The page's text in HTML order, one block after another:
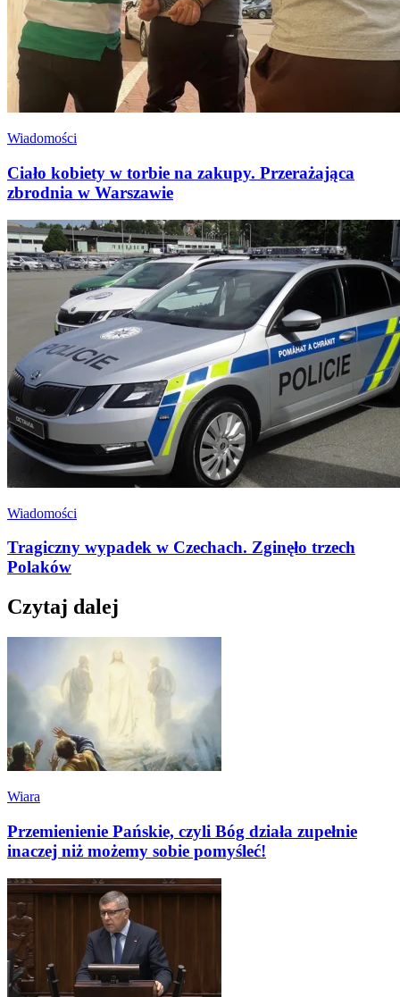
Wiadomości
Ciało kobiety w torbie na zakupy. Przerażająca
zbrodnia w Warszawie
Wiadomości
Tragiczny wypadek w Czechach. Zginęło trzech
Polaków
Czytaj dalej
Wiara
Przemienienie Pańskie, czyli Bóg działa zupełnie
inaczej niż możemy sobie pomyśleć!